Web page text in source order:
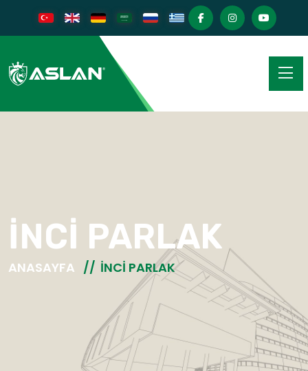
İNCI PARLAK
ANASAYFA İNCI PARLAK